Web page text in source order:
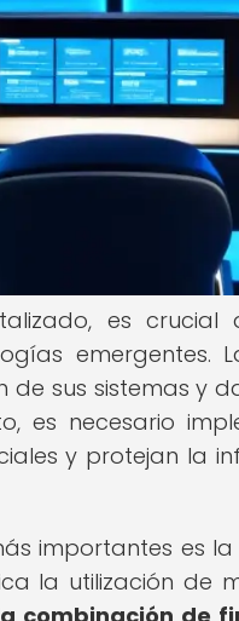
es crucial
emergentes.
sus sistemas y
es necesario
y protejan la
importantes es
la utilización de